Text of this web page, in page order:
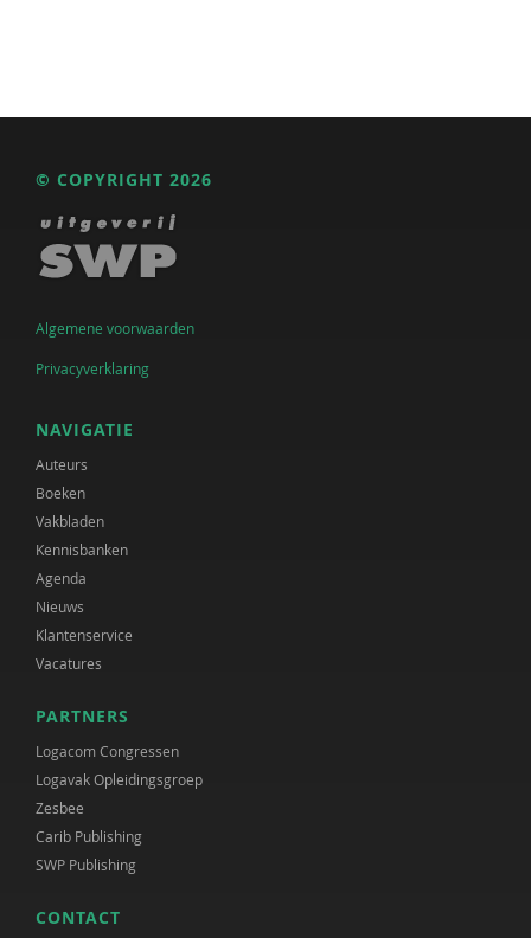
© COPYRIGHT 2026
Algemene voorwaarden
Privacyverklaring
NAVIGATIE
Auteurs
Boeken
Vakbladen
Kennisbanken
Agenda
Nieuws
Klantenservice
Vacatures
PARTNERS
Logacom Congressen
Logavak Opleidingsgroep
Zesbee
Carib Publishing
SWP Publishing
CONTACT